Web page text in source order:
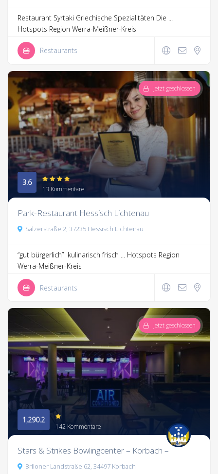
Restaurant Syrtaki Griechische Spezialitäten Die ...
Hotspots Region Werra-Meißner-Kreis
Restaurants
Jetzt geschlossen
3.6
13 Kommentare
Park-Restaurant Hessisch Lichtenau
Sälzerstraße 2, 37235 Hessisch Lichtenau
“gut bürgerlich” kulinarisch frisch ... Hotspots Region
Werra-Meißner-Kreis
Restaurants
Jetzt geschlossen
1,290.2
142 Kommentare
Stars & Strikes Bowlingcenter – Korbach –
Briloner Landstraße 62, 34497 Korbach